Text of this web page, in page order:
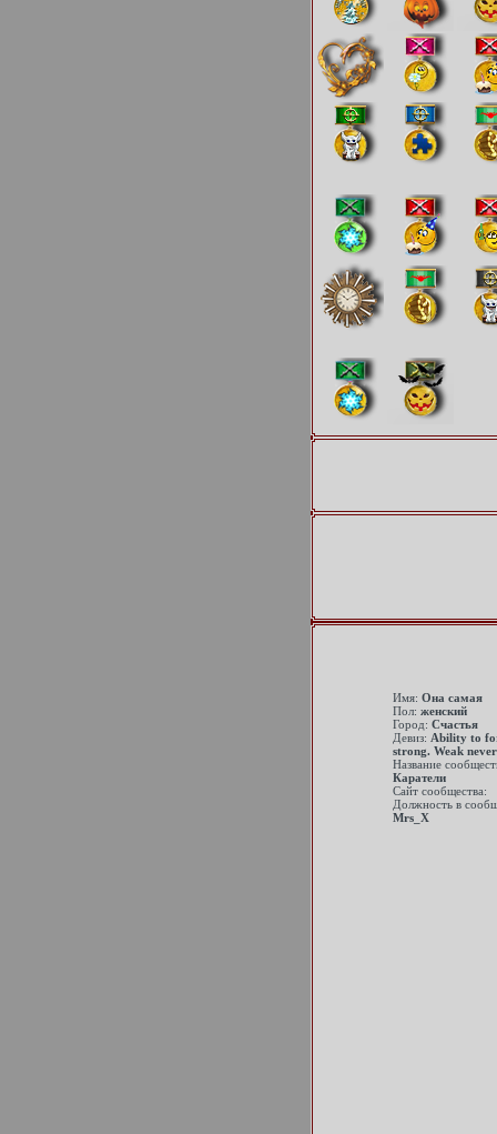
Имя: Она самая
Пол: женский
Город: Счастья
Девиз: Ability to
strong. Weak
Название
Каратели
Сайт сообщества:
Должность в
Mrs_X